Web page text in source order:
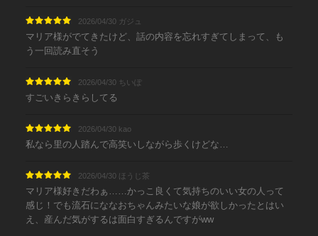
2026/04/30 ガジュ
マリア様がでてきたけど、話の内容を忘れすぎてしまって、も
う一回読み直そう
2026/04/30 ちいぽ
すごいきらきらしてる
2026/04/30 kao
私なら里の人踏んで高笑いしながら歩くけどな…
2026/04/30 ほうじ茶
マリア様好きだわぁ……かっこ良くて気持ちのいい女の人って
感じ！でも流石にななおちゃんみたいな娘が欲しかったとはい
え、産んだ気がするは面白すぎるんですがww